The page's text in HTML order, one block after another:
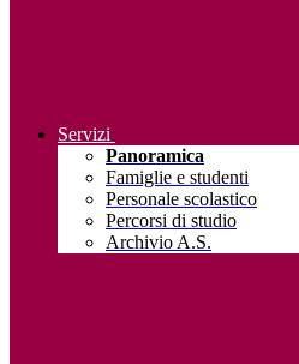
Servizi
Panoramica
Famiglie e studenti
Personale scolastico
Percorsi di studio
Archivio A.S.